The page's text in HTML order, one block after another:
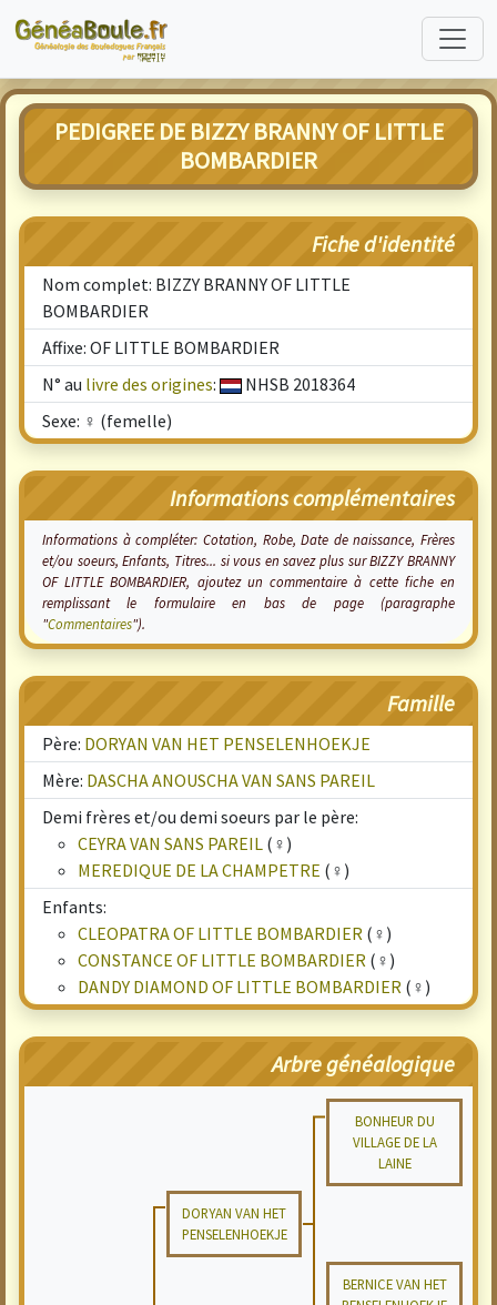
PEDIGREE DE BIZZY BRANNY OF LITTLE
BOMBARDIER
Fiche d'identité
Nom complet: BIZZY BRANNY OF LITTLE
BOMBARDIER
Affixe: OF LITTLE BOMBARDIER
N° au livre des origines:
NHSB 2018364
Sexe: ♀ (femelle)
Informations complémentaires
Informations à compléter: Cotation, Robe, Date de naissance, Frères
et/ou soeurs, Enfants, Titres... si vous en savez plus sur BIZZY BRANNY
OF LITTLE BOMBARDIER, ajoutez un commentaire à cette fiche en
remplissant le formulaire en bas de page (paragraphe
"Commentaires").
Famille
Père: DORYAN VAN HET PENSELENHOEKJE
Mère: DASCHA ANOUSCHA VAN SANS PAREIL
Demi frères et/ou demi soeurs par le père:
CEYRA VAN SANS PAREIL (♀)
MEREDIQUE DE LA CHAMPETRE (♀)
Enfants:
CLEOPATRA OF LITTLE BOMBARDIER (♀)
CONSTANCE OF LITTLE BOMBARDIER (♀)
DANDY DIAMOND OF LITTLE BOMBARDIER (♀)
Arbre généalogique
BONHEUR DU
VILLAGE DE LA
LAINE
DORYAN VAN HET
PENSELENHOEKJE
BERNICE VAN HET